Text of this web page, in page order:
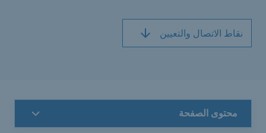
نقاط الاتصال والتعيين
محتوى الصفحة